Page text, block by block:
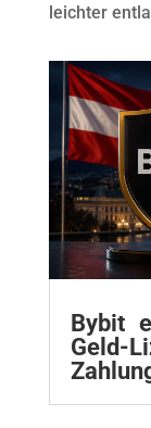
leichter
Bybit
Geld-